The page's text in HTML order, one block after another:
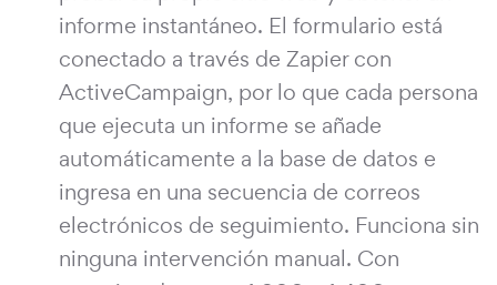
informe instantáneo. El formulario está
conectado a través de Zapier con
ActiveCampaign, por lo que cada persona
que ejecuta un informe se añade
automáticamente a la base de datos e
ingresa en una secuencia de correos
electrónicos de seguimiento. Funciona sin
ninguna intervención manual. Con